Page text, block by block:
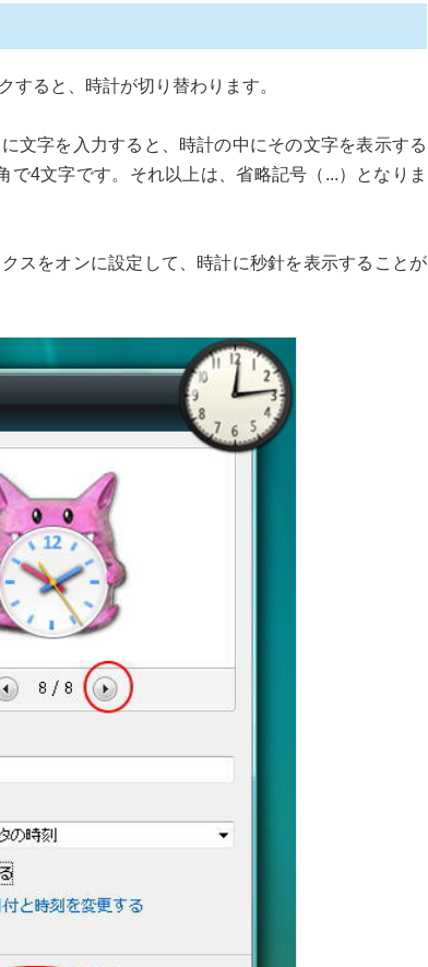
すると、時計が切り替わります。
文字を入力すると、時計の中にその文字を表示する
で4文字です。それ以上は、省略記号（...）となりま
スをオンに設定して、時計に秒針を表示することが